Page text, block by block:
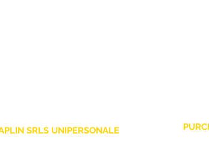
SRLS UNIPERSONALE